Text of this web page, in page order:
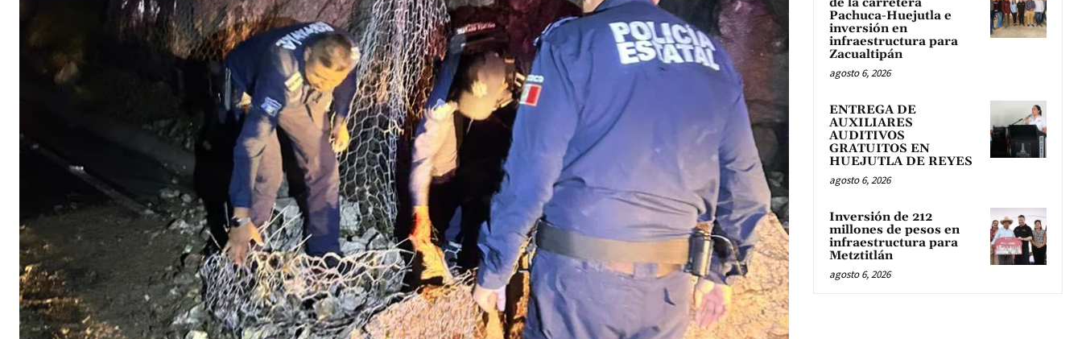
de la carretera
Pachuca-Huejutla e
inversión en
infraestructura para
Zacualtipán
agosto 6, 2026
ENTREGA DE
AUXILIARES
AUDITIVOS
GRATUITOS EN
HUEJUTLA DE REYES
agosto 6, 2026
Inversión de 212
millones de pesos en
infraestructura para
Metztitlán
agosto 6, 2026